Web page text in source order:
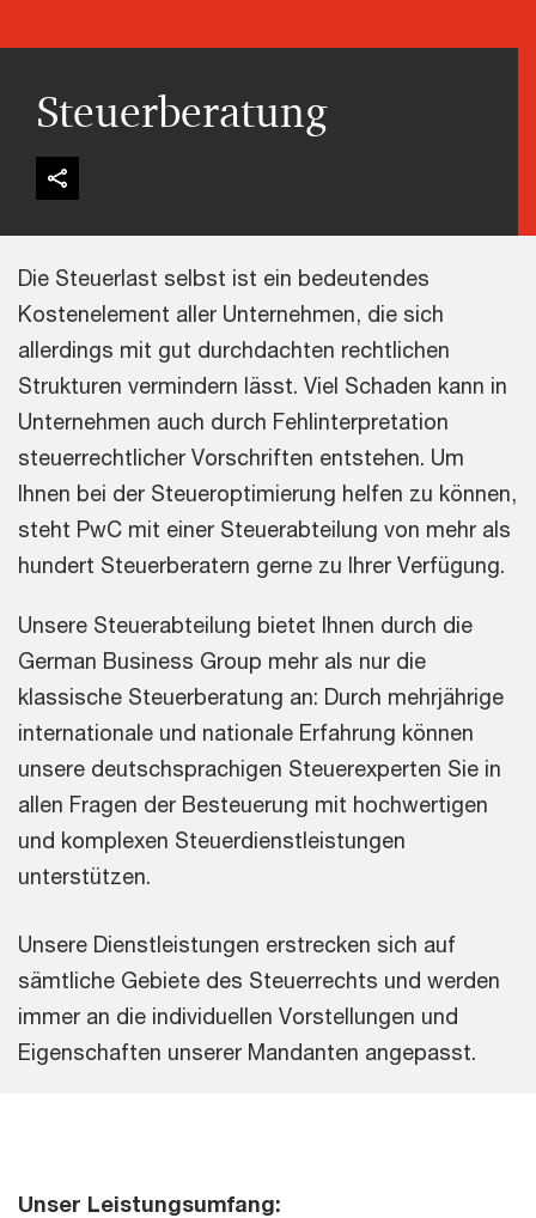
Steuerberatung
Die Steuerlast selbst ist ein bedeutendes
Kostenelement aller Unternehmen, die sich
allerdings mit gut durchdachten rechtlichen
Strukturen vermindern lässt. Viel Schaden kann in
Unternehmen auch durch Fehlinterpretation
steuerrechtlicher Vorschriften entstehen. Um
Ihnen bei der Steueroptimierung helfen zu können,
steht PwC mit einer Steuerabteilung von mehr als
hundert Steuerberatern gerne zu Ihrer Verfügung.
Unsere Steuerabteilung bietet Ihnen durch die
German Business Group mehr als nur die
klassische Steuerberatung an: Durch mehrjährige
internationale und nationale Erfahrung können
unsere deutschsprachigen Steuerexperten Sie in
allen Fragen der Besteuerung mit hochwertigen
und komplexen Steuerdienstleistungen
unterstützen.
Unsere Dienstleistungen erstrecken sich auf
sämtliche Gebiete des Steuerrechts und werden
immer an die individuellen Vorstellungen und
Eigenschaften unserer Mandanten angepasst.
Unser Leistungsumfang: